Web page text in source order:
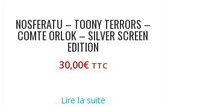
NOSFERATU – TOONY TERRORS –
COMTE ORLOK – SILVER SCREEN
EDITION
30,00€ TTC
Lire la suite